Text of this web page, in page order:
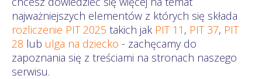
najważniejszych elementów z których się składa
rozliczenie PIT 2025 takich jak PIT 11 , PIT 37, PIT
28 lub ulga na dziecko - zachęcamy do
zapoznania się z treściami na stronach naszego
serwisu.